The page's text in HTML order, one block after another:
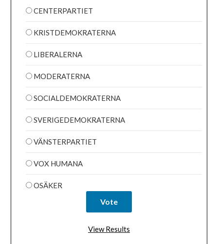
CENTERPARTIET
KRISTDEMOKRATERNA
LIBERALERNA
MODERATERNA
SOCIALDEMOKRATERNA
SVERIGEDEMOKRATERNA
VÄNSTERPARTIET
VOX HUMANA
OSÄKER
View Results